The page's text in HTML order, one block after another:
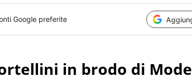
Google preferite
in brodo di